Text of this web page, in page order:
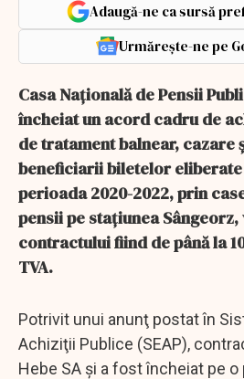
Adaugă-ne ca sursă
Urmărește-ne pe
Casa Naţională de Pensii
încheiat un acord cadru de
de tratament balnear, cazare
beneficiarii biletelor
perioada 2020-2022, prin
pensii pe staţiunea
contractului fiind de până la
TVA.
Potrivit unui anunţ postat în
Achiziţii Publice (SEAP),
Hebe SA şi a fost încheiat pe o